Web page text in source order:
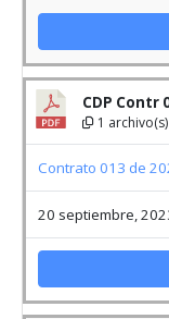
CDP Contr
1 archivo(s)
Contrato 013 de
20 septiembre,